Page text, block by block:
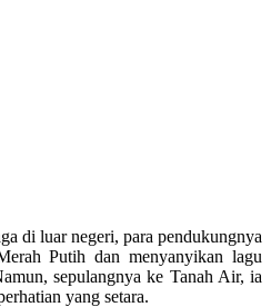
di luar negeri, para pendukungnya
Putih dan menyanyikan lagu
sepulangnya ke Tanah Air, ia
yang setara.